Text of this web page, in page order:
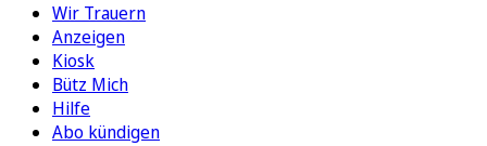
Wir Trauern
Anzeigen
Kiosk
Bütz Mich
Hilfe
Abo kündigen